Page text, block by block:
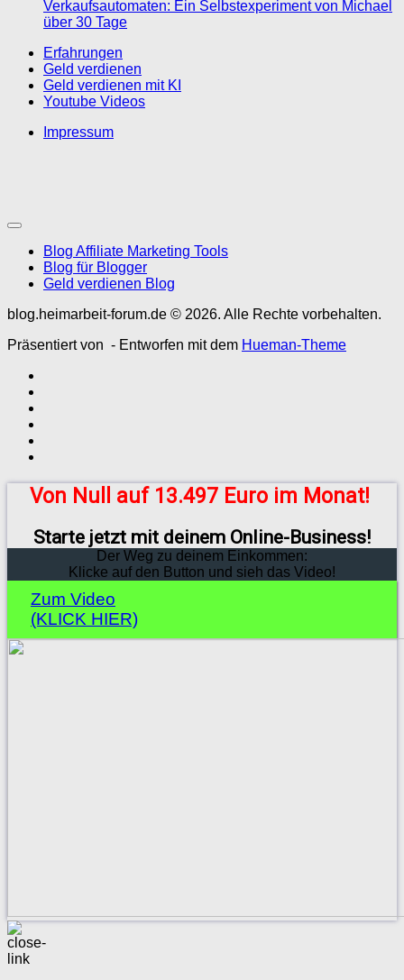
Verkaufsautomaten: Ein Selbstexperiment von Michael
über 30 Tage
Erfahrungen
Geld verdienen
Geld verdienen mit KI
Youtube Videos
Impressum
Blog Affiliate Marketing Tools
Blog für Blogger
Geld verdienen Blog
blog.heimarbeit-forum.de © 2026. Alle Rechte vorbehalten.
Präsentiert von - Entworfen mit dem Hueman-Theme
Von Null auf 13.497 Euro im Monat!
Starte jetzt mit deinem Online-Business!
Der Weg zu deinem Einkommen:
Klicke auf den Button und sieh das Video!
Zum Video
(KLICK HIER)